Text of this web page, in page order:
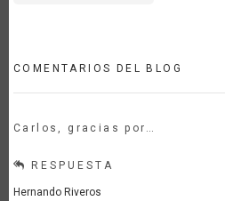
COMENTARIOS DEL BLOG
Carlos, gracias por…
RESPUESTA
Hernando Riveros